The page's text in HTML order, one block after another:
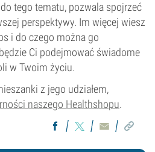
tego tematu, pozwala spojrzeć
perspektywy. Im więcej wiesz
i do czego można go
Ci podejmować świadome
w Twoim życiu.
z jego udziałem,
naszego Healthshopu.